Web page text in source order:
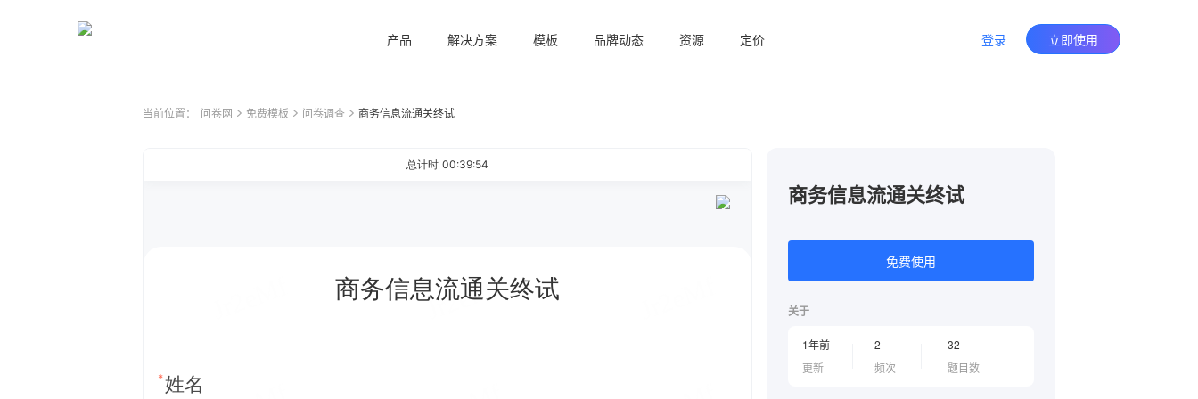
产品 解决方案 模板 品牌动态 资源 定价 登录 立即使用
当前位置： 问卷网 免费模板 问卷调查 商务信息流通关终试
商务信息流通关终试
免费使用
关于
1年前
更新
2
频次
32
题目数